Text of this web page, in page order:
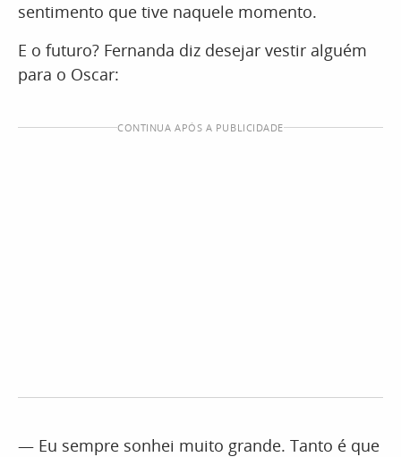
sentimento que tive naquele momento.
E o futuro? Fernanda diz desejar vestir alguém
para o Oscar:
CONTINUA APÓS A PUBLICIDADE
— Eu sempre sonhei muito grande. Tanto é que